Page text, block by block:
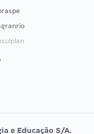
e Educação S/A.